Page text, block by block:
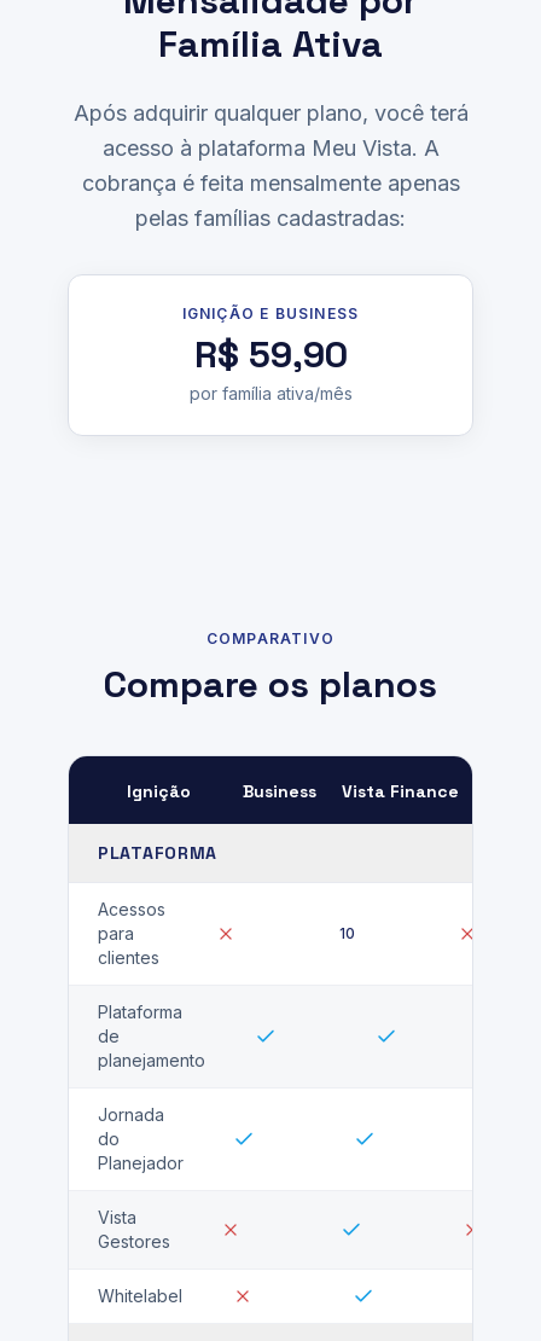
Família Ativa
Após adquirir qualquer plano, você terá
acesso à plataforma Meu Vista. A
cobrança é feita mensalmente apenas
pelas famílias cadastradas:
IGNIÇÃO E BUSINESS
R$ 59,90
por família ativa/mês
COMPARATIVO
Compare os planos
Ignição Business Vista Finance
PLATAFORMA
Acessos
para
clientes
10
Plataforma
de
planejamento
Jornada
do
Planejador
Vista
Gestores
Whitelabel